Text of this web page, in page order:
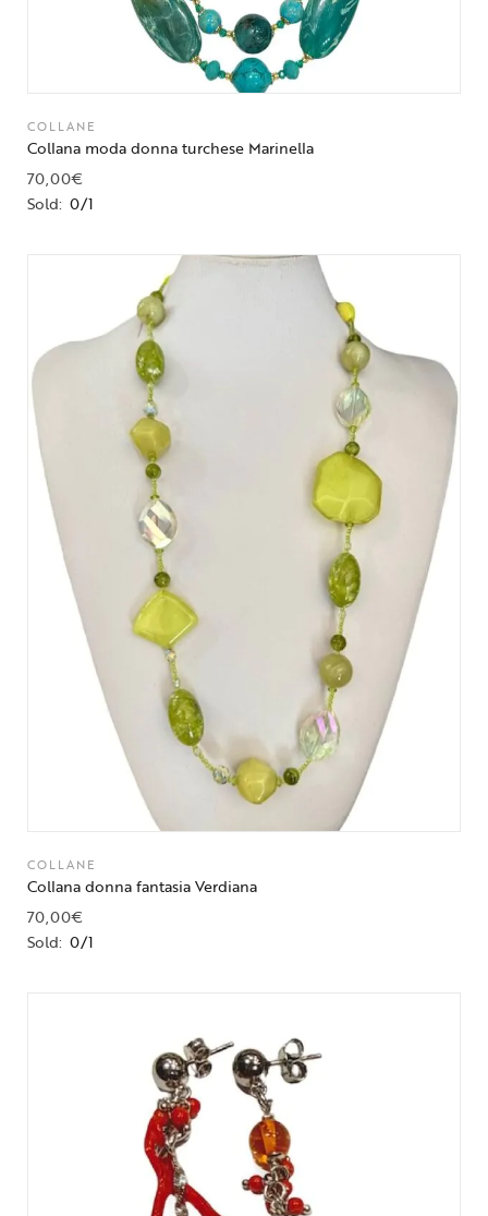
COLLANE
Collana moda donna turchese Marinella
70,00€
Sold: 0/1
COLLANE
Collana donna fantasia Verdiana
70,00€
Sold: 0/1